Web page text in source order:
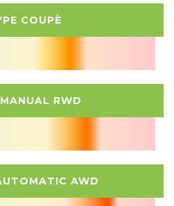
COUPÈ
RWD
AWD